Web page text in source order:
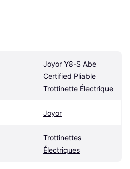
Joyor Y8-S Abe
Certified Pliable
Trottinette Électrique
Joyor
Trottinettes
Électriques